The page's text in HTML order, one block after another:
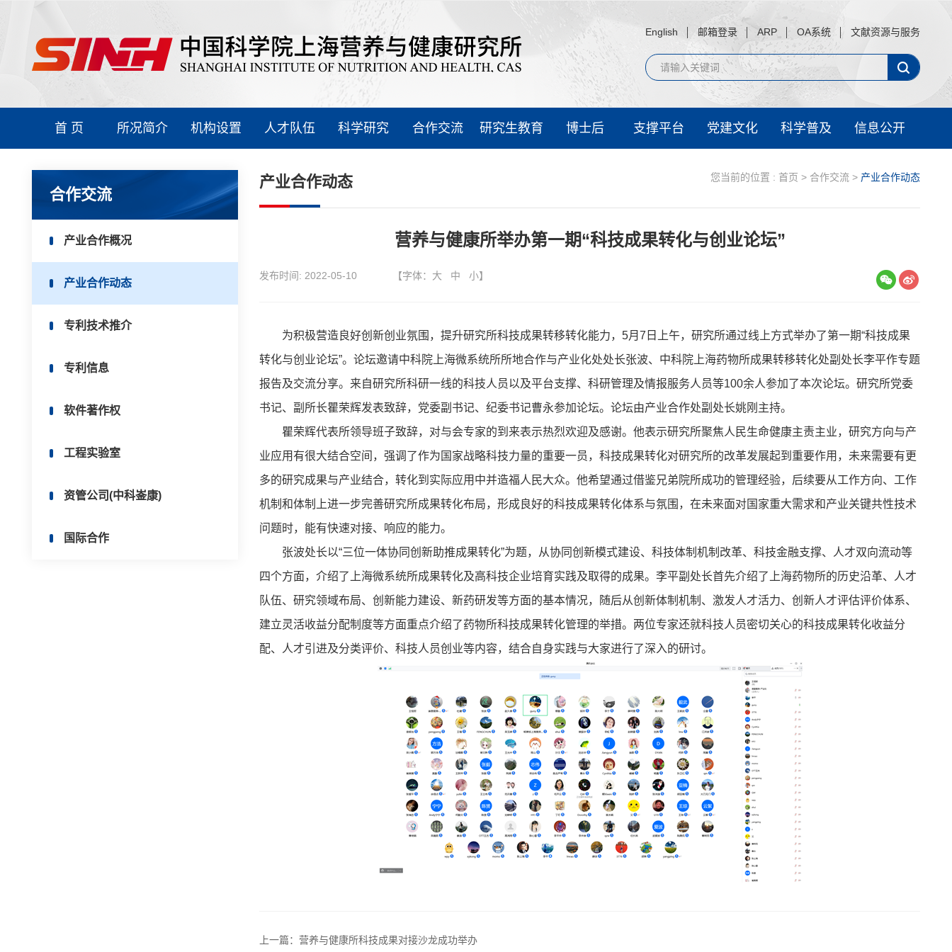
English 邮箱登录 ARP OA系统 文献资源与服务
首 页 所况简介 机构设置 人才队伍 科学研究 合作交流 研究生教育 博士后 支撑平台 党建文化 科学普及 信息公开
合作交流
产业合作概况
产业合作动态
专利技术推介
专利信息
软件著作权
工程实验室
资管公司(中科崟康)
国际合作
产业合作动态 您当前的位置 : 首页 > 合作交流 > 产业合作动态
营养与健康所举办第一期“科技成果转化与创业论坛”
发布时间: 2022-05-10 【字体： 大 中 小】
为积极营造良好创新创业氛围，提升研究所科技成果转移转化能力，5月7日上午，研究所通过线上方式举办了第一期“科技成果
转化与创业论坛”。论坛邀请中科院上海微系统所所地合作与产业化处处长张波、中科院上海药物所成果转移转化处副处长李平作专题
报告及交流分享。来自研究所科研一线的科技人员以及平台支撑、科研管理及情报服务人员等100余人参加了本次论坛。研究所党委
书记、副所长瞿荣辉发表致辞，党委副书记、纪委书记曹永参加论坛。论坛由产业合作处副处长姚刚主持。
瞿荣辉代表所领导班子致辞，对与会专家的到来表示热烈欢迎及感谢。他表示研究所聚焦人民生命健康主责主业，研究方向与产
业应用有很大结合空间，强调了作为国家战略科技力量的重要一员，科技成果转化对研究所的改革发展起到重要作用，未来需要有更
多的研究成果与产业结合，转化到实际应用中并造福人民大众。他希望通过借鉴兄弟院所成功的管理经验，后续要从工作方向、工作
机制和体制上进一步完善研究所成果转化布局，形成良好的科技成果转化体系与氛围，在未来面对国家重大需求和产业关键共性技术
问题时，能有快速对接、响应的能力。
张波处长以“三位一体协同创新助推成果转化”为题，从协同创新模式建设、科技体制机制改革、科技金融支撑、人才双向流动等
四个方面，介绍了上海微系统所成果转化及高科技企业培育实践及取得的成果。李平副处长首先介绍了上海药物所的历史沿革、人才
队伍、研究领域布局、创新能力建设、新药研发等方面的基本情况，随后从创新体制机制、激发人才活力、创新人才评估评价体系、
建立灵活收益分配制度等方面重点介绍了药物所科技成果转化管理的举措。两位专家还就科技人员密切关心的科技成果转化收益分
配、人才引进及分类评价、科技人员创业等内容，结合自身实践与大家进行了深入的研讨。
上一篇：营养与健康所科技成果对接沙龙成功举办